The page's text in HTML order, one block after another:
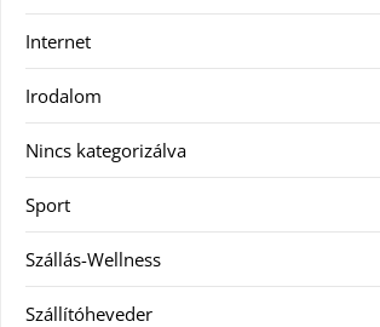
Internet
Irodalom
Nincs kategorizálva
Sport
Szállás-Wellness
Szállítóheveder